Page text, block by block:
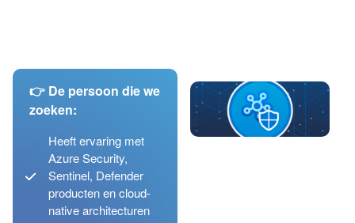
👉 De persoon die we
zoeken:
Heeft ervaring met
Azure Security,
Sentinel, Defender
producten en cloud-
native architecturen